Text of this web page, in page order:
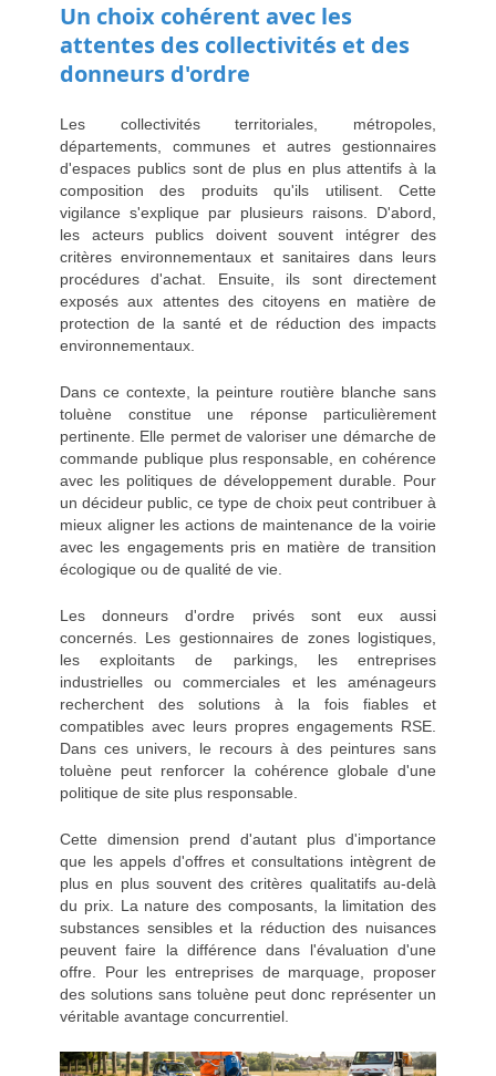
Un choix cohérent avec les
attentes des collectivités et des
donneurs d'ordre
Les collectivités territoriales, métropoles,
départements, communes et autres gestionnaires
d'espaces publics sont de plus en plus attentifs à la
composition des produits qu'ils utilisent. Cette
vigilance s'explique par plusieurs raisons. D'abord,
les acteurs publics doivent souvent intégrer des
critères environnementaux et sanitaires dans leurs
procédures d'achat. Ensuite, ils sont directement
exposés aux attentes des citoyens en matière de
protection de la santé et de réduction des impacts
environnementaux.
Dans ce contexte, la peinture routière blanche sans
toluène constitue une réponse particulièrement
pertinente. Elle permet de valoriser une démarche de
commande publique plus responsable, en cohérence
avec les politiques de développement durable. Pour
un décideur public, ce type de choix peut contribuer à
mieux aligner les actions de maintenance de la voirie
avec les engagements pris en matière de transition
écologique ou de qualité de vie.
Les donneurs d'ordre privés sont eux aussi
concernés. Les gestionnaires de zones logistiques,
les exploitants de parkings, les entreprises
industrielles ou commerciales et les aménageurs
recherchent des solutions à la fois fiables et
compatibles avec leurs propres engagements RSE.
Dans ces univers, le recours à des peintures sans
toluène peut renforcer la cohérence globale d'une
politique de site plus responsable.
Cette dimension prend d'autant plus d'importance
que les appels d'offres et consultations intègrent de
plus en plus souvent des critères qualitatifs au-delà
du prix. La nature des composants, la limitation des
substances sensibles et la réduction des nuisances
peuvent faire la différence dans l'évaluation d'une
offre. Pour les entreprises de marquage, proposer
des solutions sans toluène peut donc représenter un
véritable avantage concurrentiel.